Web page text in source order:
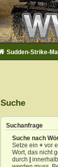
Sudden-Strike-
Suche
Suchanfrage
Suche nach
Setze ein +vor
Wort, das nicht
durch